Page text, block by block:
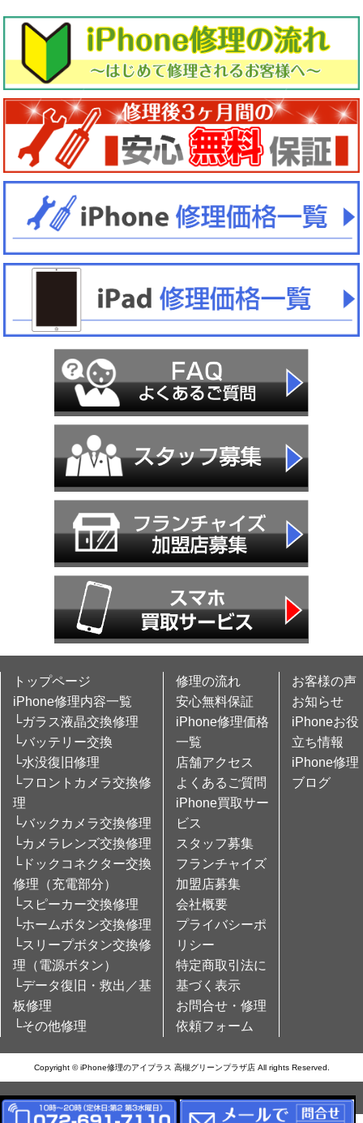
トップページ
iPhone修理内容一覧
└ガラス液晶交換修理
└バッテリー交換
└水没復旧修理
└フロントカメラ交換修
理
└バックカメラ交換修理
└カメラレンズ交換修理
└ドックコネクター交換
修理（充電部分）
└スピーカー交換修理
└ホームボタン交換修理
└スリープボタン交換修
理（電源ボタン）
└データ復旧・救出／基
板修理
└その他修理
修理の流れ
安心無料保証
iPhone修理価格
一覧
店舗アクセス
よくあるご質問
iPhone買取サー
ビス
スタッフ募集
フランチャイズ
加盟店募集
会社概要
プライバシーポ
リシー
特定商取引法に
基づく表示
お問合せ・修理
依頼フォーム
お客様の声
お知らせ
iPhoneお役
立ち情報
iPhone修理
ブログ
Copyright © iPhone修理のアイプラス 高槻グリーンプラザ店 All rights Reserved.